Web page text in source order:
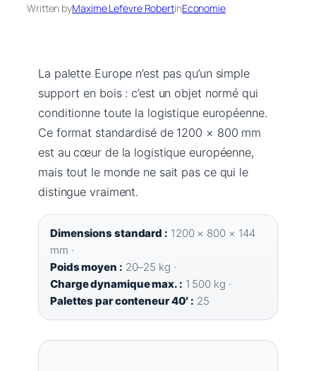
Written byMaxime Lefevre RobertinEconomie
La palette Europe n’est pas qu’un simple
support en bois : c’est un objet normé qui
conditionne toute la logistique européenne.
Ce format standardisé de 1200 × 800 mm
est au cœur de la logistique européenne,
mais tout le monde ne sait pas ce qui le
distingue vraiment.
Dimensions standard : 1200 × 800 × 144
mm ·
Poids moyen : 20–25 kg ·
Charge dynamique max. : 1 500 kg ·
Palettes par conteneur 40′ : 25